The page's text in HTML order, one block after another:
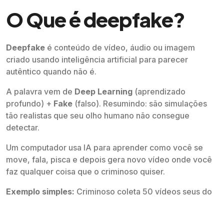
O Que é deepfake?
Deepfake é conteúdo de vídeo, áudio ou imagem
criado usando inteligência artificial para parecer
autêntico quando não é.
A palavra vem de Deep Learning (aprendizado
profundo) + Fake (falso). Resumindo: são simulações
tão realistas que seu olho humano não consegue
detectar.
Um computador usa IA para aprender como você se
move, fala, pisca e depois gera novo vídeo onde você
faz qualquer coisa que o criminoso quiser.
Exemplo simples: Criminoso coleta 50 vídeos seus do